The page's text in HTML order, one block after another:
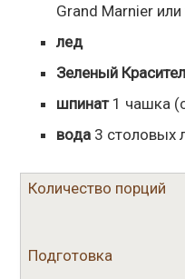
Grand Marnier
лед
Зеленый
шпинат1 чашка
вода 3 столовых
Количество порций
Подготовка